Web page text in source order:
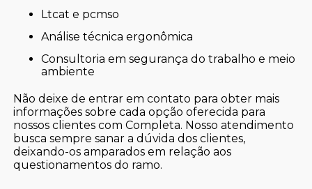
ltcat e pcmso
análise técnica ergonômica
consultoria em segurança do trabalho e meio
ambiente
Não deixe de entrar em contato para obter mais
informações sobre cada opção oferecida para
nossos clientes com Completa. Nosso atendimento
busca sempre sanar a dúvida dos clientes,
deixando-os amparados em relação aos
questionamentos do ramo.